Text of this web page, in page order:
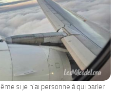
si je n’ai personne à qui parler